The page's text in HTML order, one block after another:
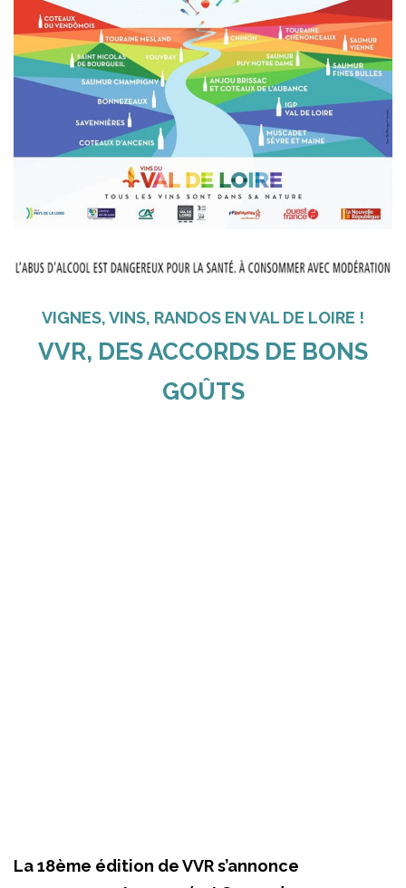
VIGNES, VINS, RANDOS EN VAL DE LOIRE !
VVR, DES ACCORDS DE BONS
GOÛTS
La 18ème édition de VVR s’annonce